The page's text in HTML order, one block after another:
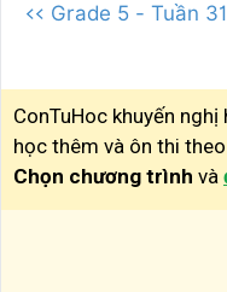
<< Grade 5 - Tuần 31
ConTuHoc khuyến
học thêm và ôn thi
Chọn chương trình và